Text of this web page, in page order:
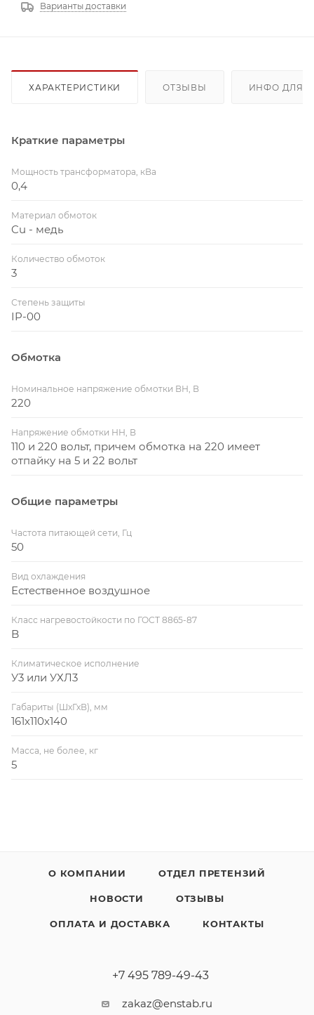
Варианты доставки
ХАРАКТЕРИСТИКИ ОТЗЫВЫ ИНФО ДЛЯ
Краткие параметры
Мощность трансформатора, кВа
0,4
Материал обмоток
Cu - медь
Количество обмоток
3
Степень защиты
IP-00
Обмотка
Номинальное напряжение обмотки ВН, В
220
Напряжение обмотки НН, В
110 и 220 вольт, причем обмотка на 220 имеет
отпайку на 5 и 22 вольт
Общие параметры
Частота питающей сети, Гц
50
Вид охлаждения
Естественное воздушное
Класс нагревостойкости по ГОСТ 8865-87
B
Климатическое исполнение
У3 или УХЛ3
Габариты (ШхГхВ), мм
161х110х140
Масса, не более, кг
5
О КОМПАНИИ ОТДЕЛ ПРЕТЕНЗИЙ
НОВОСТИ ОТЗЫВЫ
ОПЛАТА И ДОСТАВКА КОНТАКТЫ
+7 495 789-49-43
zakaz@enstab.ru